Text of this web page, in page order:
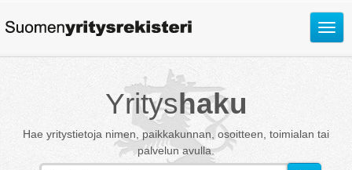
Avaa
Yrityshaku
Hae yritystietoja nimen, paikkakunnan, osoitteen, toimialan tai
palvelun avulla.